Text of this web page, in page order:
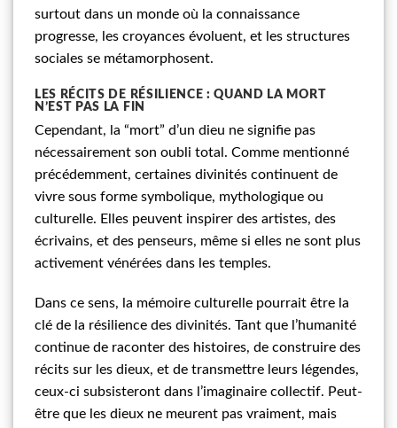
surtout dans un monde où la connaissance
progresse, les croyances évoluent, et les structures
sociales se métamorphosent.
LES RÉCITS DE RÉSILIENCE : QUAND LA MORT
N’EST PAS LA FIN
Cependant, la “mort” d’un dieu ne signifie pas
nécessairement son oubli total. Comme mentionné
précédemment, certaines divinités continuent de
vivre sous forme symbolique, mythologique ou
culturelle. Elles peuvent inspirer des artistes, des
écrivains, et des penseurs, même si elles ne sont plus
activement vénérées dans les temples.
Dans ce sens, la mémoire culturelle pourrait être la
clé de la résilience des divinités. Tant que l’humanité
continue de raconter des histoires, de construire des
récits sur les dieux, et de transmettre leurs légendes,
ceux-ci subsisteront dans l’imaginaire collectif. Peut-
être que les dieux ne meurent pas vraiment, mais